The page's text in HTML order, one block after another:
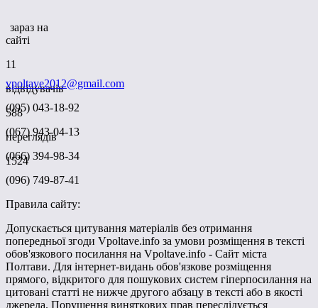
зараз на
сайті
11
відвідувачів
588
переглядів
1524
vpoltave2012@gmail.com
(095) 043-18-92
(067) 943-04-13
(066) 394-98-34
(096) 749-87-41
Правила сайту:
Допускається цитування матеріалів без отримання
попередньої згоди Vpoltave.info за умови розміщення в тексті
обов'язкового посилання на Vpoltave.info - Сайт міста
Полтави. Для інтернет-видань обов'язкове розміщення
прямого, відкритого для пошукових систем гіперпосилання на
цитовані статті не нижче другого абзацу в тексті або в якості
джерела. Порушення виняткових прав переслідується